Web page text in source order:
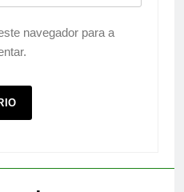
navegador para a